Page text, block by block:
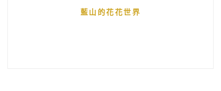
藍山的花花世界